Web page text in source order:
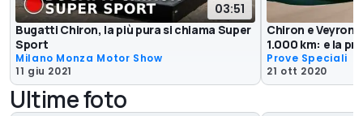
03:51
Bugatti Chiron, la più pura si chiama Super
Sport
Milano Monza Motor Show
11 giu 2021
Chiron e
1.000 km: e la
Prove Speciali
21 ott 2020
Ultime foto